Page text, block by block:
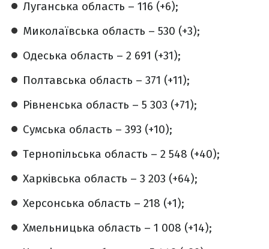
Луганська область – 116 (+6);
Миколаївська область – 530 (+3);
Одеська область – 2 691 (+31);
Полтавська область – 371 (+11);
Рівненська область – 5 303 (+71);
Сумська область – 393 (+10);
Тернопільська область – 2 548 (+40);
Харківська область – 3 203 (+64);
Херсонська область – 218 (+1);
Хмельницька область – 1 008 (+14);